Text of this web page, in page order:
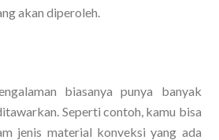
akan diperoleh.
biasanya punya banyak
Seperti contoh, kamu bisa
jenis material konveksi yang ada